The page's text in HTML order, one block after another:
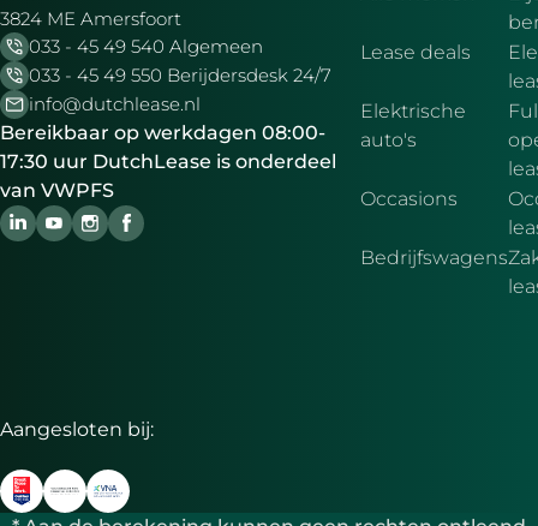
3824 ME Amersfoort
033 - 45 49 540 Algemeen
033 - 45 49 550 Berijdersdesk 24/7
info@dutchlease.nl
Bereikbaar op werkdagen 08:00-
17:30 uur DutchLease is onderdeel
van VWPFS
Aangesloten bij:
Lease deals
Elektrische
auto's
Occasions
Bedrijfswagens